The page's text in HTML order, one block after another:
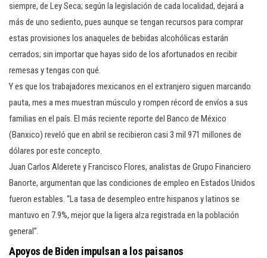
siempre, de Ley Seca; según la legislación de cada localidad, dejará a
más de uno sediento, pues aunque se tengan recursos para comprar
estas provisiones los anaqueles de bebidas alcohólicas estarán
cerrados; sin importar que hayas sido de los afortunados en recibir
remesas y tengas con qué.
Y es que los trabajadores mexicanos en el extranjero siguen marcando
pauta, mes a mes muestran músculo y rompen récord de envíos a sus
familias en el país. El más reciente reporte del Banco de México
(Banxico) reveló que en abril se recibieron casi 3 mil 971 millones de
dólares por este concepto.
Juan Carlos Alderete y Francisco Flores, analistas de Grupo Financiero
Banorte, argumentan que las condiciones de empleo en Estados Unidos
fueron estables. “La tasa de desempleo entre hispanos y latinos se
mantuvo en 7.9%, mejor que la ligera alza registrada en la población
general”.
Apoyos de Biden impulsan a los paisanos